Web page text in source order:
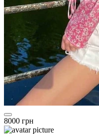
8000 грн